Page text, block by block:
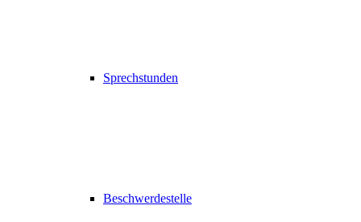
Sprechstunden
Beschwerdestelle